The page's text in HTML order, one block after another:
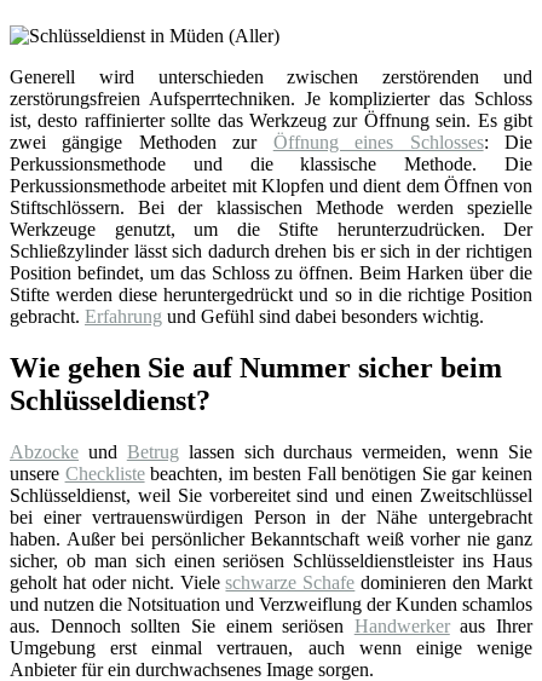
Generell wird unterschieden zwischen zerstörenden und
zerstörungsfreien Aufsperrtechniken. Je komplizierter das Schloss
ist, desto raffinierter sollte das Werkzeug zur Öffnung sein. Es gibt
zwei gängige Methoden zur Öffnung eines Schlosses: Die
Perkussionsmethode und die klassische Methode. Die
Perkussionsmethode arbeitet mit Klopfen und dient dem Öffnen von
Stiftschlössern. Bei der klassischen Methode werden spezielle
Werkzeuge genutzt, um die Stifte herunterzudrücken. Der
Schließzylinder lässt sich dadurch drehen bis er sich in der richtigen
Position befindet, um das Schloss zu öffnen. Beim Harken über die
Stifte werden diese heruntergedrückt und so in die richtige Position
gebracht. Erfahrung und Gefühl sind dabei besonders wichtig.
Wie gehen Sie auf Nummer sicher beim
Schlüsseldienst?
Abzocke und Betrug lassen sich durchaus vermeiden, wenn Sie
unsere Checklistebeachten, im besten Fall benötigen Sie gar keinen
Schlüsseldienst, weil Sie vorbereitet sind und einen Zweitschlüssel
bei einer vertrauenswürdigen Person in der Nähe untergebracht
haben. Außer bei persönlicher Bekanntschaft weiß vorher nie ganz
sicher, ob man sich einen seriösen Schlüsseldienstleister ins Haus
geholt hat oder nicht. Vieleschwarze Schafe dominieren den Markt
und nutzen die Notsituation und Verzweiflung der Kunden schamlos
aus. Dennoch sollten Sie einem seriösen Handwerkeraus Ihrer
Umgebung erst einmal vertrauen, auch wenn einige wenige
Anbieter für ein durchwachsenes Image sorgen.